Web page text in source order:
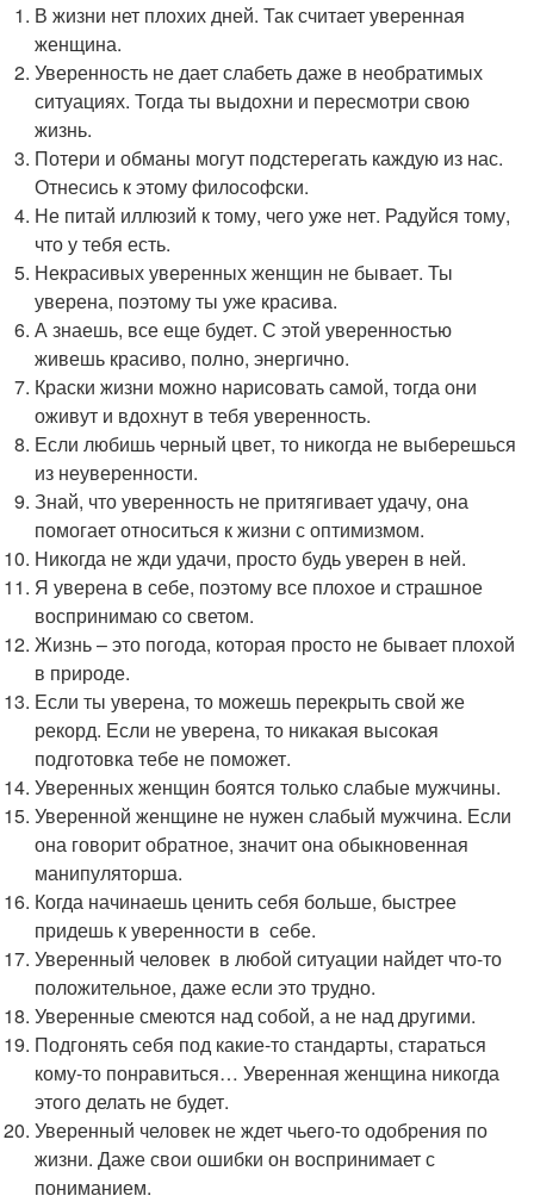
В жизни нет плохих дней. Так считает уверенная
женщина.
Уверенность не дает слабеть даже в необратимых
ситуациях. Тогда ты выдохни и пересмотри свою
жизнь.
Потери и обманы могут подстерегать каждую из нас.
Отнесись к этому философски.
Не питай иллюзий к тому, чего уже нет. Радуйся тому,
что у тебя есть.
Некрасивых уверенных женщин не бывает. Ты
уверена, поэтому ты уже красива.
А знаешь, все еще будет. С этой уверенностью
живешь красиво, полно, энергично.
Краски жизни можно нарисовать самой, тогда они
оживут и вдохнут в тебя уверенность.
Если любишь черный цвет, то никогда не выберешься
из неуверенности.
Знай, что уверенность не притягивает удачу, она
помогает относиться к жизни с оптимизмом.
Никогда не жди удачи, просто будь уверен в ней.
Я уверена в себе, поэтому все плохое и страшное
воспринимаю со светом.
Жизнь – это погода, которая просто не бывает плохой
в природе.
Если ты уверена, то можешь перекрыть свой же
рекорд. Если не уверена, то никакая высокая
подготовка тебе не поможет.
Уверенных женщин боятся только слабые мужчины.
Уверенной женщине не нужен слабый мужчина. Если
она говорит обратное, значит она обыкновенная
манипуляторша.
Когда начинаешь ценить себя больше, быстрее
придешь к уверенности в себе.
Уверенный человек в любой ситуации найдет что-то
положительное, даже если это трудно.
Уверенные смеются над собой, а не над другими.
Подгонять себя под какие-то стандарты, стараться
кому-то понравиться… Уверенная женщина никогда
этого делать не будет.
Уверенный человек не ждет чьего-то одобрения по
жизни. Даже свои ошибки он воспринимает с
пониманием.